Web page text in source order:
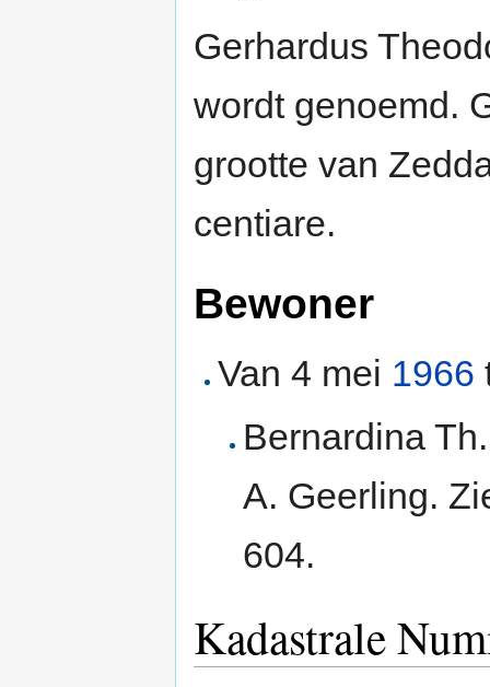
Gerhardus
wordt genoemd.
grootte van
centiare.
Bewoner
Van 4 mei 1966
Bernardina
A. Geerling.
604.
Kadastrale